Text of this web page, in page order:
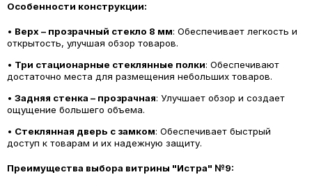
Особенности конструкции:
• Верх – прозрачный стекло 8 мм: Обеспечивает легкость и
открытость, улучшая обзор товаров.
• Три стационарные стеклянные полки: Обеспечивают
достаточно места для размещения небольших товаров.
• Задняя стенка – прозрачная: Улучшает обзор и создает
ощущение большего объема.
• Стеклянная дверь с замком: Обеспечивает быстрый
доступ к товарам и их надежную защиту.
Преимущества выбора витрины "Истра" №9: